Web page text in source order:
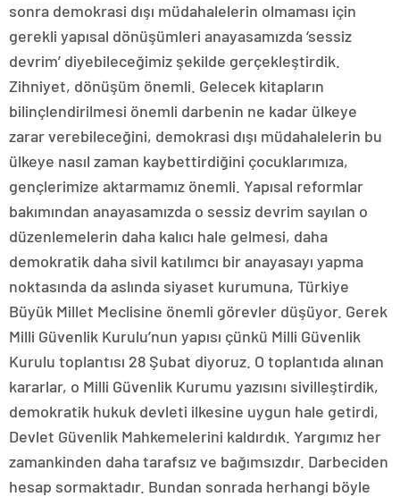
sonra demokrasi dışı müdahalelerin olmaması için
gerekli yapısal dönüşümleri anayasamızda ‘sessiz
devrim’ diyebileceğimiz şekilde gerçekleştirdik.
Zihniyet, dönüşüm önemli. Gelecek kitapların
bilinçlendirilmesi önemli darbenin ne kadar ülkeye
zarar verebileceğini, demokrasi dışı müdahalelerin bu
ülkeye nasıl zaman kaybettirdiğini çocuklarımıza,
gençlerimize aktarmamız önemli. Yapısal reformlar
bakımından anayasamızda o sessiz devrim sayılan o
düzenlemelerin daha kalıcı hale gelmesi, daha
demokratik daha sivil katılımcı bir anayasayı yapma
noktasında da aslında siyaset kurumuna, Türkiye
Büyük Millet Meclisine önemli görevler düşüyor. Gerek
Milli Güvenlik Kurulu’nun yapısı çünkü Milli Güvenlik
Kurulu toplantısı 28 Şubat diyoruz. O toplantıda alınan
kararlar, o Milli Güvenlik Kurumu yazısını sivilleştirdik,
demokratik hukuk devleti ilkesine uygun hale getirdi,
Devlet Güvenlik Mahkemelerini kaldırdık. Yargımız her
zamankinden daha tarafsız ve bağımsızdır. Darbeciden
hesap sormaktadır. Bundan sonrada herhangi böyle